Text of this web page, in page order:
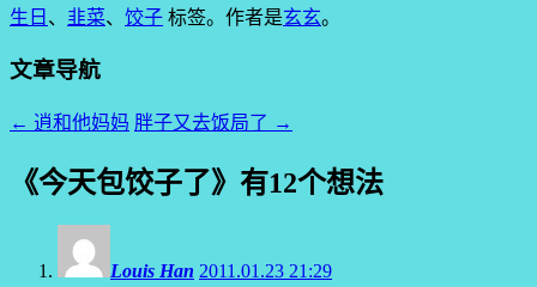
生日 、 韭菜、 饺子 标签。 作者是玄玄。
文章导航
← 逍和他妈妈 胖子又去饭局了 →
《今天包饺子了》有12个想法
Louis Han 2011.01.23 21:29